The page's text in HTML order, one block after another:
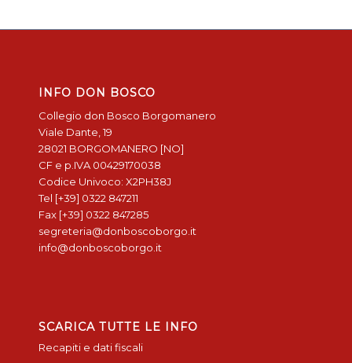
INFO DON BOSCO
Collegio don Bosco Borgomanero
Viale Dante, 19
28021 BORGOMANERO [NO]
CF e p.IVA 00429170038
Codice Univoco: X2PH38J
Tel [+39] 0322 847211
Fax [+39] 0322 847285
segreteria@donboscoborgo.it
info@donboscoborgo.it
SCARICA TUTTE LE INFO
Recapiti e dati fiscali